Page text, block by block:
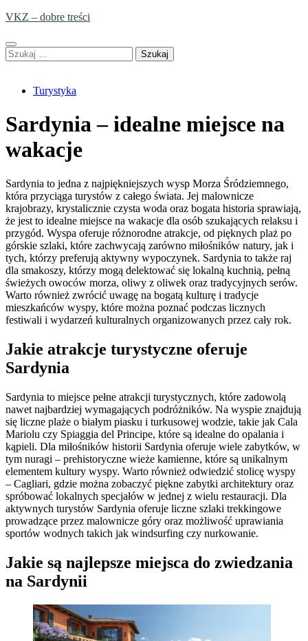
Skip
content
VKZ – dobre treści
Szukaj:
Turystyka
Sardynia – idealne miejsce na
wakacje
Sardynia to jedna z najpiękniejszych wysp Morza Śródziemnego,
która przyciąga turystów z całego świata. Jej malownicze
krajobrazy, krystalicznie czysta woda oraz bogata historia sprawiają,
że jest to idealne miejsce na wakacje dla osób szukających relaksu i
przygód. Wyspa oferuje różnorodne atrakcje, od pięknych plaż po
górskie szlaki, które zachwycają zarówno miłośników natury, jak i
tych, którzy preferują aktywny wypoczynek. Sardynia to także raj
dla smakoszy, którzy mogą delektować się lokalną kuchnią, pełną
świeżych owoców morza, oliwy z oliwek oraz tradycyjnych serów.
Warto również zwrócić uwagę na bogatą kulturę i tradycje
mieszkańców wyspy, które można poznać podczas licznych
festiwali i wydarzeń kulturalnych organizowanych przez cały rok.
Jakie atrakcje turystyczne oferuje
Sardynia
Sardynia to miejsce pełne atrakcji turystycznych, które zadowolą
nawet najbardziej wymagających podróżników. Na wyspie znajdują
się liczne plaże o białym piasku i turkusowej wodzie, takie jak Cala
Mariolu czy Spiaggia del Principe, które są idealne do opalania i
kąpieli. Dla miłośników historii Sardynia oferuje wiele zabytków, w
tym nuragi – prehistoryczne wieże kamienne, które są unikalnym
elementem kultury wyspy. Warto również odwiedzić stolicę wyspy
– Cagliari, gdzie można zobaczyć piękne zabytki architektury oraz
spróbować lokalnych specjałów w jednej z wielu restauracji. Dla
aktywnych turystów Sardynia oferuje liczne szlaki trekkingowe
prowadzące przez malownicze góry oraz możliwość uprawiania
sportów wodnych takich jak windsurfing czy nurkowanie.
Jakie są najlepsze miejsca do zwiedzania
na Sardynii